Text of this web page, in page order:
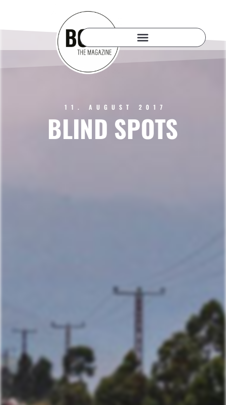
11. AUGUST 2017
BLIND SPOTS